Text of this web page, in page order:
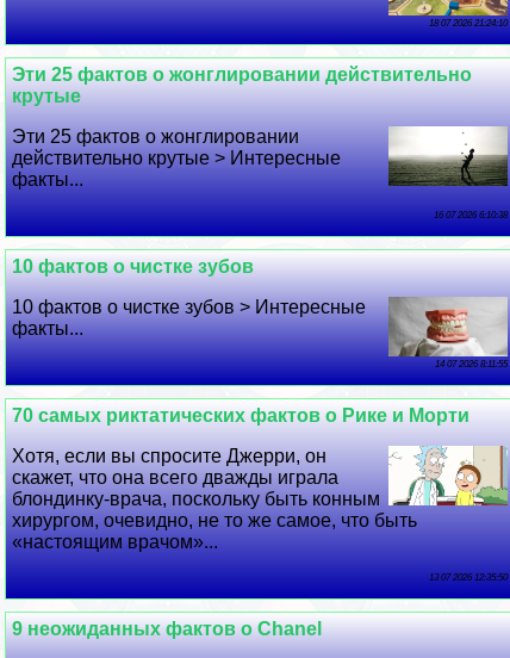
18 07 2026 21:24:10
Эти 25 фактов о жонглировании действительно
крутые
Эти 25 фактов о жонглировании
действительно крутые > Интересные
факты...
16 07 2026 6:10:38
10 фактов о чистке зубов
10 фактов о чистке зубов > Интересные
факты...
14 07 2026 8:11:55
70 самых риктатических фактов о Рике и Морти
Хотя, если вы спросите Джерри, он
скажет, что она всего дважды играла
блондинку-врача, поскольку быть конным
хирургом, очевидно, не то же самое, что быть
«настоящим врачом»...
13 07 2026 12:35:50
9 неожиданных фактов о Chanel